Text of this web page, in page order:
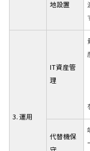
地設置
3. 運用
IT資産管
理
代替機保